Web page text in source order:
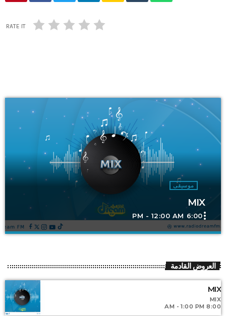
RATE IT
موسيقى
MIX
6:00 PM - 12:00 AMmore_vert
For every Show page the timetable is auomatically generated
from the schedule, and you can set automatic carousels of
Podcasts, Articles and Charts by simply choosing a category.
Curabitur id lacus felis. Sed justo mauris, auctor eget tellus
العروض القادمة
MIX
MIX
8:00 AM - 1:00 PM